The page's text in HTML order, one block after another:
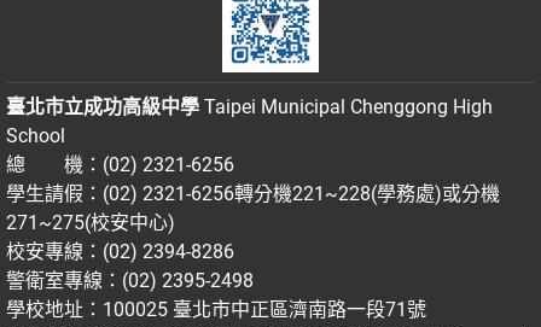
臺北市立成功高級中學 Taipei Municipal Chenggong High
School
總 機：(02) 2321-6256
學生請假：(02) 2321-6256轉分機221~228(學務處)或分機
271~275(校安中心)
校安專線：(02) 2394-8286
警衛室專線：(02) 2395-2498
學校地址：100025 臺北市中正區濟南路一段71號